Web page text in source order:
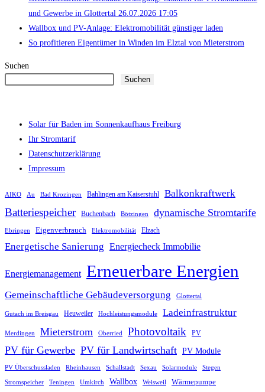
und Gewerbe in Glottertal 26.07.2026 17:05
Wallbox und PV-Anlage: Elektromobilität günstiger laden
So profitieren Eigentümer in Winden im Elztal von Mieterstrom
Suchen
Suchen
Solar für Baden im Sonnenkaufhaus Freiburg
Ihr Stromtarif
Datenschutzerklärung
Impressum
AIKO Au Bad Krozingen Bahlingen am Kaiserstuhl Balkonkraftwerk
Batteriespeicher Buchenbach Bötzingen dynamische Stromtarife
Ebringen Eigenverbrauch Elektromobilität Elzach
Energetische Sanierung Energiecheck Immobilie
Energiemanagement Erneuerbare Energien
Gemeinschaftliche Gebäudeversorgung Glottertal
Gutach im Breisgau Heuweiler Hochleistungsmodule Ladeinfrastruktur
Merdingen Mieterstrom Oberried Photovoltaik PV
PV für Gewerbe PV für Landwirtschaft PV Module
PV Überschussladen Rheinhausen Schallstadt Sexau Solarmodule Stegen
Stromspeicher Teningen Umkirch Wallbox Weisweil Wärmepumpe